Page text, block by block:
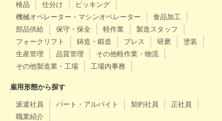
検品
仕分け
ピッキング
機械オペレーター・マシンオペレーター
食品加工
部品供給
保守・保全 軽作業
製造スタッフ
フォークリフト
鋳造・鍛造 プレス 研磨
塗装
生産管理
品質管理
その他軽作業・物流
その他製造業・工場
工場内事務
雇用形態から探す
派遣社員 パート・アルバイト 契約社員
正社員
職業紹介